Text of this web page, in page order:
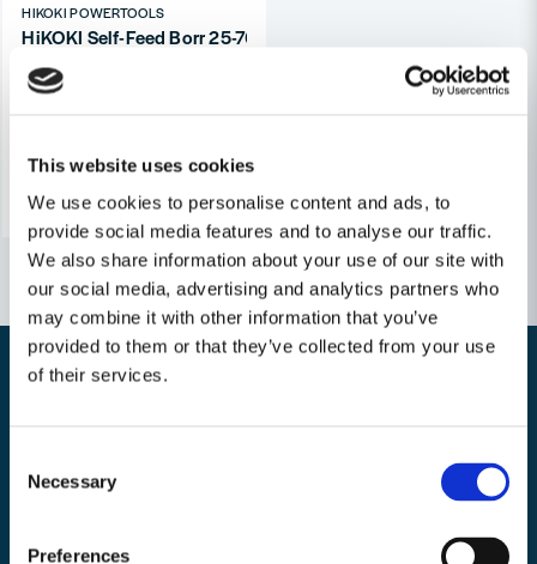
This website uses cookies
We use cookies to personalise content and ads, to
provide social media features and to analyse our traffic.
We also share information about your use of our site with
our social media, advertising and analytics partners who
may combine it with other information that you’ve
provided to them or that they’ve collected from your use
of their services.
Selection
Necessary
Preferences
HIKOKI POWERTOOLS
HiKOKI Self-Feed Borr 25-76mm
Bli medlem i vårt nyhetsbrev och ta del av våra nyheter och erbjudande.